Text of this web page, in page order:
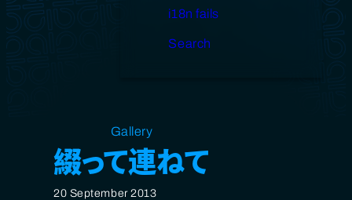
i18n fails
Search
Open source
Gallery
綴って連ねて
20 September 2013